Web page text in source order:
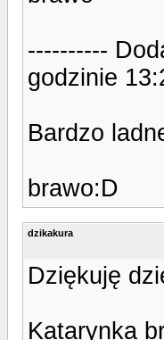
----------
godzinie
Bardzo
brawo:D
dzikakura
Dziękuję
Katarynka